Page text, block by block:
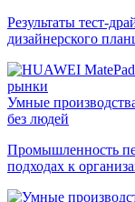
Результаты тест-
дизайнерского
рынки
Умные
без людей
Промышленность
подходах к